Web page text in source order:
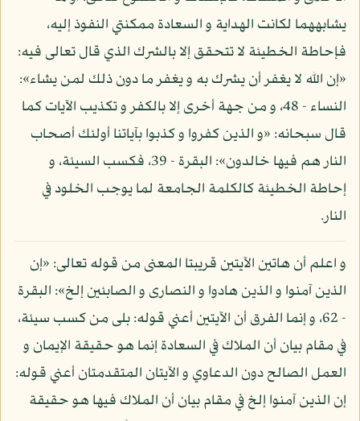
يشابههما لكانت الهداية و السعادة ممكنتي النفوذ إليه،
فإحاطة الخطيئة لا تتحقق إلا بالشرك الذي قال تعالى فيه:
«إن الله لا يغفر أن يشرك به و يغفر ما دون ذلك لمن يشاء»:
النساء - 48، و من جهة أخرى إلا بالكفر و تكذيب الآيات كما
قال سبحانه: «و الذين كفروا و كذبوا بآياتنا أولئك أصحاب
النار هم فيها خالدون»: البقرة - 39، فكسب السيئة، و
إحاطة الخطيئة كالكلمة الجامعة لما يوجب الخلود في
النار.
و اعلم أن هاتين الآيتين قريبتا المعنى من قوله تعالى: «إن
الذين آمنوا و الذين هادوا و النصارى و الصابئين إلخ»: البقرة
- 62، و إنما الفرق أن الآيتين أعني قوله: بلى من كسب سيئة،
في مقام بيان أن الملاك في السعادة إنما هو حقيقة الإيمان و
العمل الصالح دون الدعاوي و الآيتان المتقدمتان أعني قوله:
إن الذين آمنوا إلخ في مقام بيان أن الملاك فيها هو حقيقة